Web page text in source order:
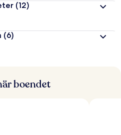
(12)
(6)
boendet